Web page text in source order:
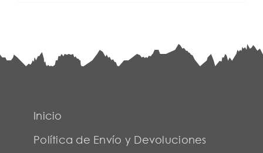
Inicio
Política de Envío y Devoluciones